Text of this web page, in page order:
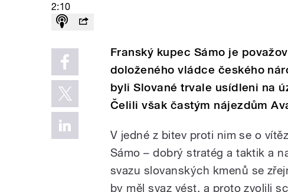
2:10
Franský kupec Sámo je
doloženého vládce českého
byli Slované trvale usídleni na
Čelili však častým nájezdům
V jedné z bitev proti nim se o
Sámo – dobrý stratég a taktik a
svazu slovanských kmenů se
by měl svaz vést, a proto zvolili